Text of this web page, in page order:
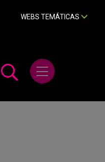
WEBS TEMÁTICAS
Abrir menú